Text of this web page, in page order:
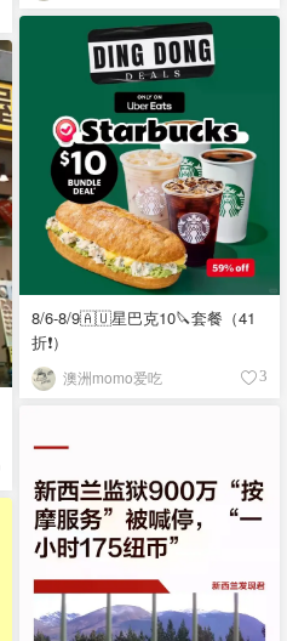
8/6-8/9🇦🇺星巴克10🔪套餐（41
折❗）
澳洲momo爱吃 3